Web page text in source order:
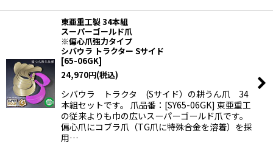
東亜重工製 34本組
スーパーゴールド爪
※偏心爪強力タイプ
シバウラ トラクター Sサイド
[65-06GK]
24,970円(税込)
シバウラ トラクタ (Sサイド）の耕うん爪 34
本組セットです。 爪品番：[SY65-06GK] 東亜重工
の従来よりも巾の広いスーパーゴールド爪です。
偏心爪にコブラ爪（TG爪に特殊合金を溶着）を採
用…